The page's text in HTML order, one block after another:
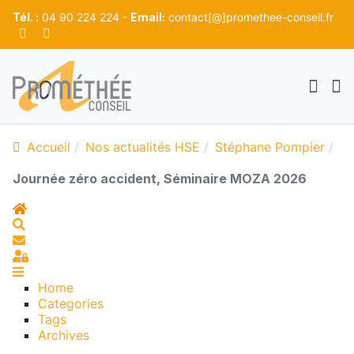
Tél. : 04 90 224 224 - Email: contact[@]promethee-conseil.fr
Accueil Nos actualités HSE
Stéphane Pompier
Journée zéro accident, Séminaire MOZA 2026
Home
S'abonner au blog
Sign In
Home
Categories
Tags
Archives